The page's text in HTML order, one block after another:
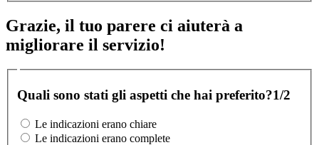
Grazie, il tuo parere ci aiuterà a
migliorare il servizio!
Quali sono stati gli aspetti che hai preferito?1/2
Le indicazioni erano chiare
Le indicazioni erano complete